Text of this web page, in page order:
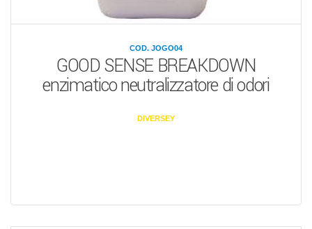
COD. JOGO04
GOOD SENSE BREAKDOWN
enzimatico neutralizzatore di odori
DIVERSEY